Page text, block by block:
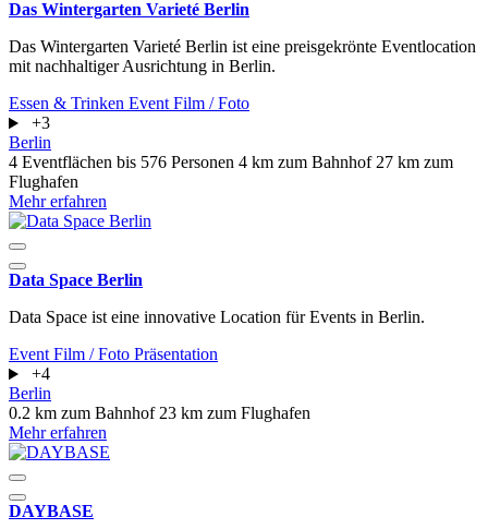
Das Wintergarten Varieté Berlin
Das Wintergarten Varieté Berlin ist eine preisgekrönte Eventlocation
mit nachhaltiger Ausrichtung in Berlin.
Essen & Trinken Event Film / Foto
+3
Berlin
4 Eventflächen bis 576 Personen 4 km zum Bahnhof 27 km zum
Flughafen
Mehr erfahren
Data Space Berlin
Data Space ist eine innovative Location für Events in Berlin.
Event Film / Foto Präsentation
+4
Berlin
0.2 km zum Bahnhof 23 km zum Flughafen
Mehr erfahren
DAYBASE